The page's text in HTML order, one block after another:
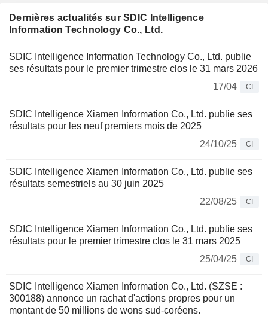
Dernières actualités sur SDIC Intelligence
Information Technology Co., Ltd.
SDIC Intelligence Information Technology Co., Ltd. publie
ses résultats pour le premier trimestre clos le 31 mars 2026
17/04
CI
SDIC Intelligence Xiamen Information Co., Ltd. publie ses
résultats pour les neuf premiers mois de 2025
24/10/25
CI
SDIC Intelligence Xiamen Information Co., Ltd. publie ses
résultats semestriels au 30 juin 2025
22/08/25
CI
SDIC Intelligence Xiamen Information Co., Ltd. publie ses
résultats pour le premier trimestre clos le 31 mars 2025
25/04/25
CI
SDIC Intelligence Xiamen Information Co., Ltd. (SZSE :
300188) annonce un rachat d'actions propres pour un
montant de 50 millions de wons sud-coréens.